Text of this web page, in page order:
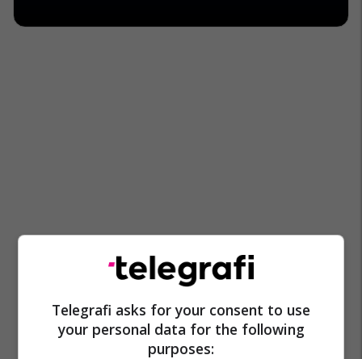
Telegrafi asks for your consent to use
your personal data for the following
purposes: